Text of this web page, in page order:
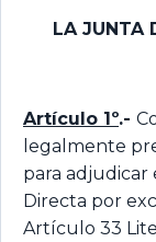
LA JUNTA
Artículo 1º.-
legalmente
para adjudicar
Directa por
Artículo 33